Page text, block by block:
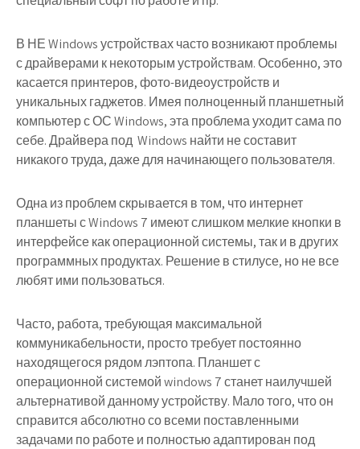
В НЕ Windows устройствах часто возникают проблемы
с драйверами к некоторым устройствам. Особенно, это
касается принтеров, фото-видеоустройств и
уникальных гаджетов. Имея полноценный планшетный
компьютер с ОС Windows, эта проблема уходит сама по
себе. Драйвера под Windows найти не составит
никакого труда, даже для начинающего пользователя.
Одна из проблем скрывается в том, что интернет
планшеты с Windows 7 имеют слишком мелкие кнопки в
интерфейсе как операционной системы, так и в других
программных продуктах. Решение в стилусе, но не все
любят ими пользоваться.
Часто, работа, требующая максимальной
коммуникабельности, просто требует постоянно
находящегося рядом лэптопа. Планшет с
операционной системой windows 7 станет наилучшей
альтернативой данному устройству. Мало того, что он
справится абсолютно со всеми поставленными
задачами по работе и полностью адаптирован под